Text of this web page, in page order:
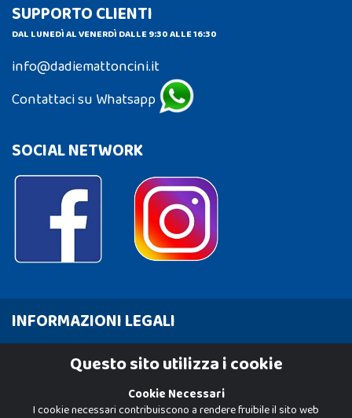
SUPPORTO CLIENTI
DAL LUNEDÌ AL VENERDÌ DALLE 9:30 ALLE 16:30
info@dadiemattoncini.it
Contattaci su Whatsapp
SOCIAL NETWORK
INFORMAZIONI LEGALI
Cookie PolicyQuesto sito utilizza i cookie
Cookie Necessari
I cookie necessari contribuiscono a rendere fruibile il sito web